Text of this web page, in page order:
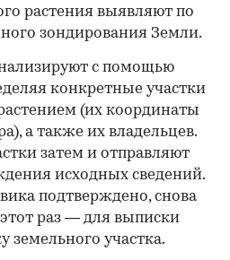
растения выявляют по
зондирования Земли.
с помощью
конкретные участки
(их координаты
а также их владельцев.
затем и отправляют
исходных сведений.
подтверждено, снова
раз — для выписки
земельного участка.